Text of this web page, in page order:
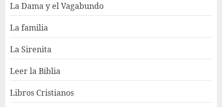
La Dama y el Vagabundo
La familia
La Sirenita
Leer la Biblia
Libros Cristianos